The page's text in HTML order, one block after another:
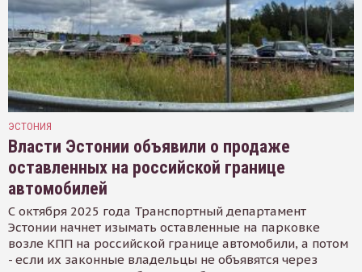
ЭСТОНИЯ
Власти Эстонии объявили о продаже
оставленных на российской границе
автомобилей
С октября 2025 года Транспортный департамент
Эстонии начнет изымать оставленные на парковке
возле КПП на российской границе автомобили, а потом
- если их законные владельцы не объявятся через